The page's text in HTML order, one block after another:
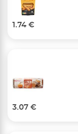
1.74 €
3.07 €